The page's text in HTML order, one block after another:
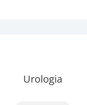
Urologia